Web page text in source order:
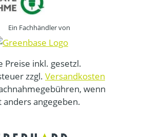
Ein Fachhändler von
Preise inkl. gesetzl.
zzgl. Versandkosten
wenn
anders angegeben.